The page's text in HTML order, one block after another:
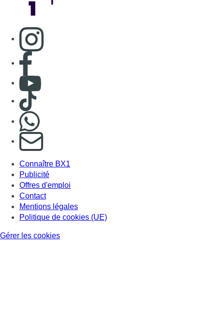
Consulter page Instagram
Consulter page Facebook
Consulter Youtube
Consulter TikTok
S'abonner à notre newsletter
Connaître BX1
Publicité
Offres d'emploi
Contact
Mentions légales
Politique de cookies (UE)
Gérer les cookies